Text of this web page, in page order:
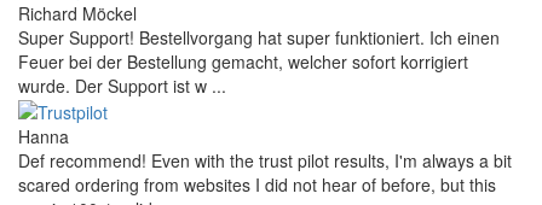
Richard Möckel
Super Support! Bestellvorgang hat super funktioniert. Ich einen
Feuer bei der Bestellung gemacht, welcher sofort korrigiert
wurde. Der Support ist w ...
Hanna
Def recommend! Even with the trust pilot results, I'm always a bit
scared ordering from websites I did not hear of before, but this